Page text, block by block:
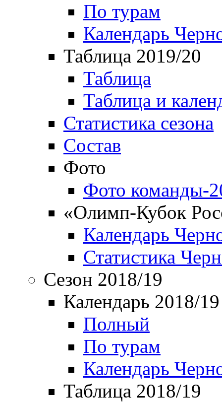
По турам
Календарь
Таблица 2019/20
Таблица
Таблица и
Статистика сезона
Состав
Фото
Фото команды-
«Олимп-Кубок
Календарь
Статистика
Сезон 2018/19
Календарь 2018/19
Полный
По турам
Календарь
Таблица 2018/19